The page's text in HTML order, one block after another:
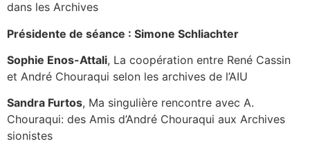
dans les Archives
Présidente de séance : Simone Schliachter
Sophie Enos-Attali, La coopération entre René Cassin
et André Chouraqui selon les archives de l’AIU
Sandra Furtos, Ma singulière rencontre avec A.
Chouraqui: des Amis d’André Chouraqui aux Archives
sionistes